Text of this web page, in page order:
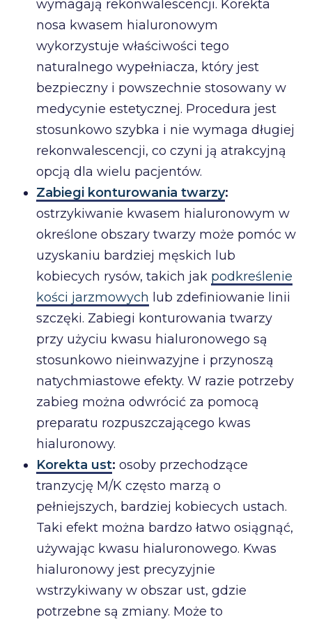
wymagają rekonwalescencji. Korekta
nosa kwasem hialuronowym
wykorzystuje właściwości tego
naturalnego wypełniacza, który jest
bezpieczny i powszechnie stosowany w
medycynie estetycznej. Procedura jest
stosunkowo szybka i nie wymaga długiej
rekonwalescencji, co czyni ją atrakcyjną
opcją dla wielu pacjentów.
Zabiegi konturowania twarzy:
ostrzykiwanie kwasem hialuronowym w
określone obszary twarzy może pomóc w
uzyskaniu bardziej męskich lub
kobiecych rysów, takich jak podkreślenie
kości jarzmowych lub zdefiniowanie linii
szczęki. Zabiegi konturowania twarzy
przy użyciu kwasu hialuronowego są
stosunkowo nieinwazyjne i przynoszą
natychmiastowe efekty. W razie potrzeby
zabieg można odwrócić za pomocą
preparatu rozpuszczającego kwas
hialuronowy.
Korekta ust: osoby przechodzące
tranzycję M/K często marzą o
pełniejszych, bardziej kobiecych ustach.
Taki efekt można bardzo łatwo osiągnąć,
używając kwasu hialuronowego. Kwas
hialuronowy jest precyzyjnie
wstrzykiwany w obszar ust, gdzie
potrzebne są zmiany. Może to